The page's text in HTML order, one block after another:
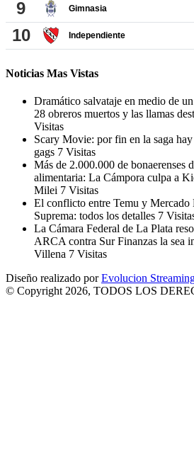
Noticias Mas Vistas
Dramático salvataje en medio de
28 obreros muertos y las llamas
Visitas
Scary Movie: por fin en la saga
gags 7 Visitas
Más de 2.000.000 de bonaerenses
alimentaria: La Cámpora culpa a
Milei 7 Visitas
El conflicto entre Temu y Mercado
Suprema: todos los detalles 7
La Cámara Federal de La Plata
ARCA contra Sur Finanzas la sea
Villena 7 Visitas
Diseño realizado porEvolucion
© Copyright 2026, TODOS LOS